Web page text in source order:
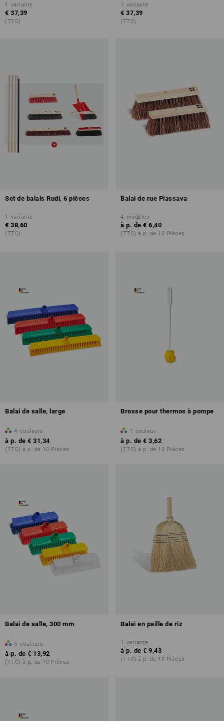
1 variante
€ 37,39
(TTC)
1 variante
€ 37,39
(TTC)
Set de balais Rudi, 6 pièces
1 variante
€ 38,60
(TTC)
Balai de rue Piassava
4 modèles
à p. de € 6,40
(TTC) à p. de 10 Pièces
Balai de salle, large
4 couleurs
à p. de € 31,34
(TTC) à p. de 10 Pièces
Brosse pour thermos à pompe
1 couleur
à p. de € 3,62
(TTC) à p. de 10 Pièces
Balai de salle, 300 mm
5 couleurs
à p. de € 13,92
(TTC) à p. de 10 Pièces
Balai en paille de riz
1 variante
à p. de € 9,43
(TTC) à p. de 10 Pièces